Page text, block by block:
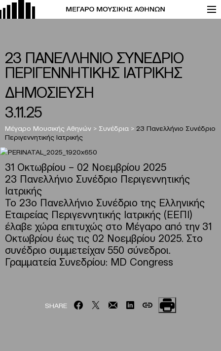
23 ΠΑΝΕΛΛΗΝΙΟ ΣΥΝΕΔΡΙΟ
ΠΕΡΙΓΕΝΝΗΤΙΚΗΣ ΙΑΤΡΙΚΗΣ
ΔΗΜΟΣΙΕΥΣΗ
3.11.25
Μέγαρο Μουσικής Αθηνών > Συνέδρια > 23 Πανελλήνιο Συνέδριο
Περιγεννητικής Ιατρικής
31 Οκτωβρίου – 02 Νοεμβρίου 2025
23 Πανελλήνιο Συνέδριο Περιγεννητικής
Ιατρικής
Το 23ο Πανελλήνιο Συνέδριο της Ελληνικής
Εταιρείας Περιγεννητικής Ιατρικής (ΕΕΠΙ)
έλαβε χώρα επιτυχώς στο Μέγαρο από την 31
Οκτωβρίου έως τις 02 Νοεμβρίου 2025. Στο
συνέδριο συμμετείχαν 550 σύνεδροι.
Γραμματεία Συνεδρίου: MD Congress
SHARE